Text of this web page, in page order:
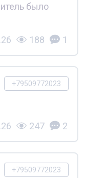
было
188 1
+79509772023
247 2
+79509772023